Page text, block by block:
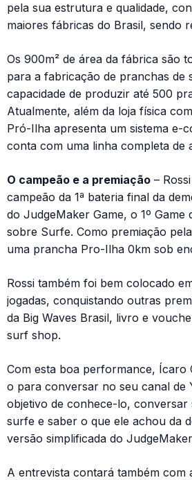
pela sua estrutura e qualidade,
maiores fábricas do Brasil, sendo
Os 900m² de área da fábrica são
para a fabricação de pranchas de
capacidade de produzir até 500
Atualmente, além da loja física
Pró-Ilha apresenta um sistema e-
conta com uma linha completa de
O campeão e a premiação –
campeão da 1ª bateria final da
do JudgeMaker Game, o 1º Game
sobre Surfe. Como premiação
uma prancha Pro-Ilha 0km sob
Rossi também foi bem colocado
jogadas, conquistando outras
da Big Waves Brasil, livro e
surf shop.
Com esta boa performance, Ícaro
o para conversar no seu canal de
objetivo de conhece-lo, conversar
surfe e saber o que ele achou da
versão simplificada do
A entrevista contará também com